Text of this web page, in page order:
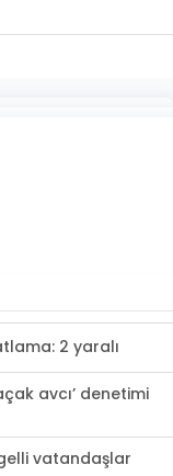
2 yaralı
avcı’ denetimi
vatandaşlar